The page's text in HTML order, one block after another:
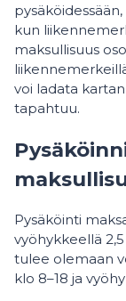
kun
maksullisuus
voi ladata
tapahtuu.
Pysäköinti
vyöhykkeellä
tulee olemaan
klo 8–18 ja